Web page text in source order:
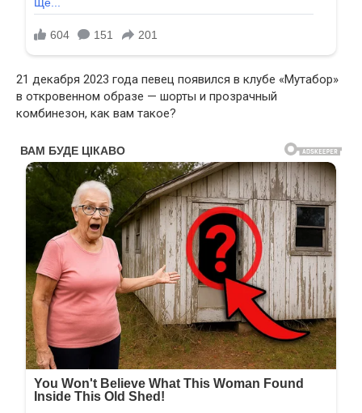
21 декабря 2023 года певец появился в клубе «Мутабор»
в откровенном образе — шорты и прозрачный
комбинезон, как вам такое?